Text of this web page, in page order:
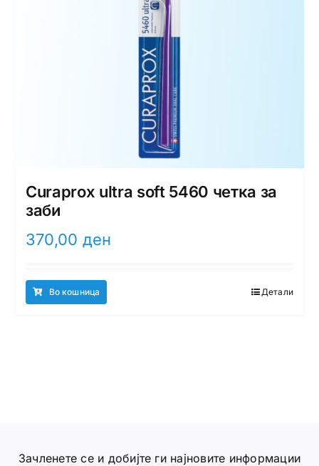
Curaprox ultra soft 5460 четка за
заби
370,00 ден
Во кошница Детали
Зачленете се и добијте ги најновите информации